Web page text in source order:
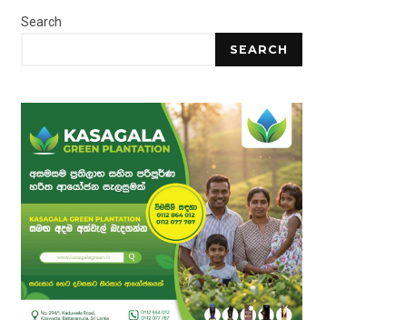
Search
SEARCH